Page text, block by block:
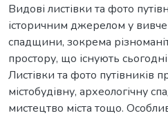
Видові листівки та фото
історичним джерелом у
спадщини, зокрема
простору, що існують
Листівки та фото путівників
містобудівну, археологічну
мистецтво міста тощо.